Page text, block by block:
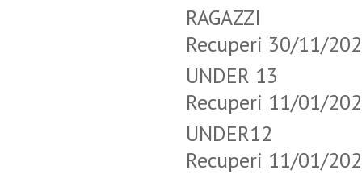
RAGAZZI
Recuperi 30/11/
UNDER
Recuperi 11/01/
Recuperi 11/01/